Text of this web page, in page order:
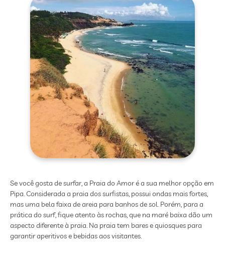
Se você gosta de surfar, a Praia do Amor é a sua melhor opção em
Pipa. Considerada a praia dos surfistas, possui ondas mais fortes,
mas uma bela faixa de areia para banhos de sol. Porém, para a
prática do surf, fique atento às rochas, que na maré baixa dão um
aspecto diferente à praia. Na praia tem bares e quiosques para
garantir aperitivos e bebidas aos visitantes.